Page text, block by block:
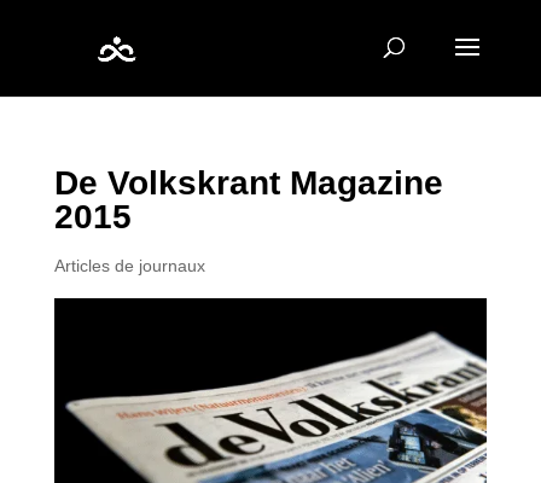
De Volkskrant Magazine
2015
Articles de journaux